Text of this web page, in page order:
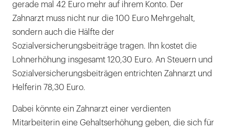
Beihilfen und Unterstützungen
Kindergartenzuschuss
gerade mal 42 Euro mehr auf ihrem Konto. Der
Zahnarzt muss nicht nur die 100 Euro Mehrgehalt,
sondern auch die Hälfte der
Sozialversicherungsbeiträge tragen. Ihn kostet die
Lohnerhöhung insgesamt 120,30 Euro. An Steuern und
Sozialversicherungsbeiträgen entrichten Zahnarzt und
Helferin 78,30 Euro.
Dabei könnte ein Zahnarzt einer verdienten
Mitarbeiterin eine Gehaltserhöhung geben, die sich für